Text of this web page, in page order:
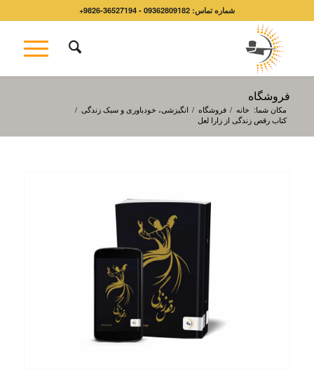
شماره تماس: 09362809182 - 36527194-9826+
فروشگاه
مکان شما: خانه / فروشگاه / انگیزشی، خودباوری و سبک زندگی /
کتاب رقص زندگی از زارا لعل